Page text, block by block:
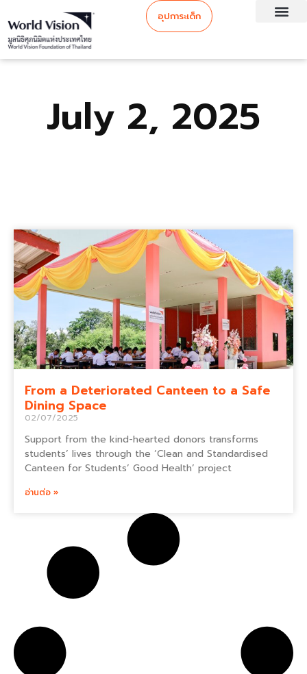
อุปการะเด็ก
July 2, 2025
From a Deteriorated Canteen to a Safe
Dining Space
02/07/2025
Support from the kind-hearted donors transforms
students’ lives through the ‘Clean and Standardised
Canteen for Students’ Good Health’ project
อ่านต่อ »